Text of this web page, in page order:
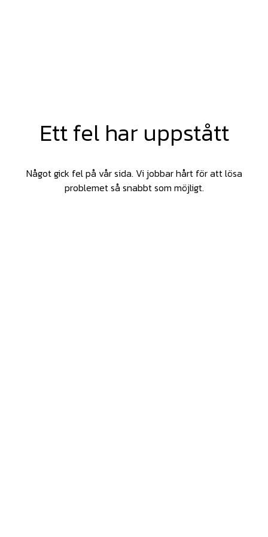
Ett fel har uppstått
Något gick fel på vår sida. Vi jobbar hårt för att lösa
problemet så snabbt som möjligt.